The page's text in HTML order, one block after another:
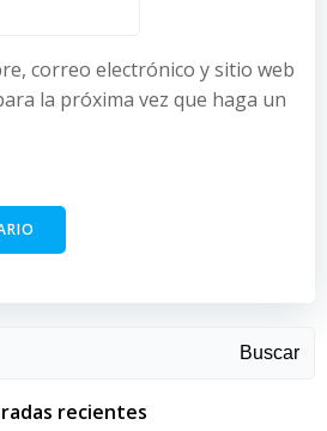
correo electrónico y sitio web
la próxima vez que haga un
Buscar
recientes